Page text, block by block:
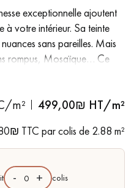
disponibles au
PROJET ?
pour vous guider pas à
de votre parquet.
exceptionnelle ajoutent
à votre intérieur. Sa teinte
sans pareilles. Mais
rompus, Mosaïque… Ce
avec ses poses
sans aubier
m² 499,00₪ HT/m²
TTC par colis de 2.88 m²
- + colis